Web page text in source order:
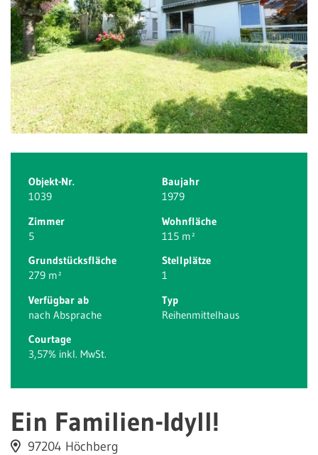
Objekt-Nr.
1039
Baujahr
1979
Zimmer
5
Wohnfläche
115 m²
Grundstücksfläche
279 m²
Stellplätze
1
Verfügbar ab
nach Absprache
Typ
Reihenmittelhaus
Courtage
3,57% inkl. MwSt.
Ein Familien-Idyll!
97204 Höchberg